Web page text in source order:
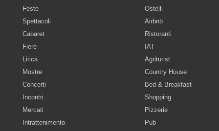
Feste
Spettacoli
Cabaret
Fiere
Lirica
Mostre
Concerti
Incontri
Mercati
Intrattenimento
Ostelli
Airbnb
Ristoranti
IAT
Agriturist
Country House
Bed & Breakfast
Shopping
Pizzerie
Pub